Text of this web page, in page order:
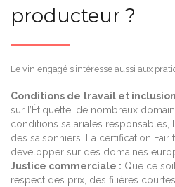
producteur ?
Le vin engagé s’intéresse aussi aux
Conditions de travail et
sur l’Étiquette, de nombreux
conditions salariales
des saisonniers. La certification
développer sur des domaines
Justice commerciale : Que ce
respect des prix, des filières